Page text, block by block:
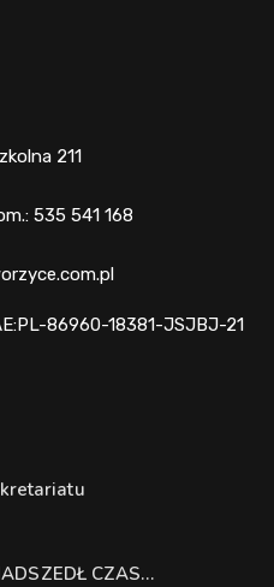
211
535 541 168
86960-18381-JSJBJ-21
CZAS…